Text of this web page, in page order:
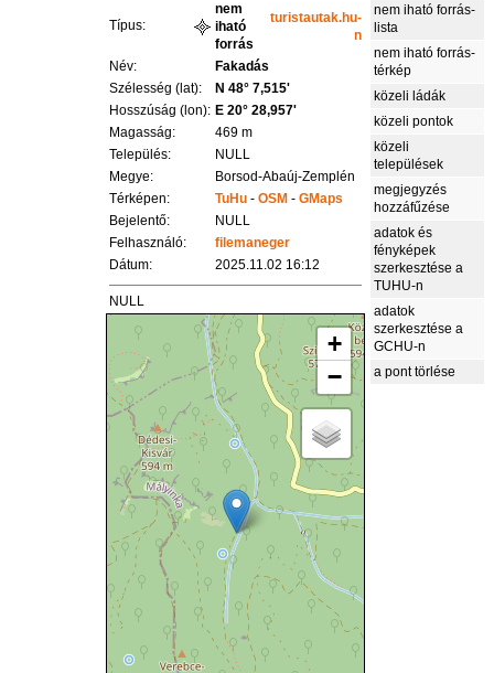
Típus:
nem
iható
forrás
turistautak.hu-
n
Név:
Fakadás
Szélesség (lat):
N 48° 7,515'
Hosszúság (lon): E 20° 28,957'
Magasság:
469 m
Település:
NULL
Megye:
Borsod-Abaúj-Zemplén
Térképen:
TuHu -OSM -GMaps
Bejelentő:
NULL
Felhasználó:
filemaneger
Dátum:
2025.11.02 16:12
NULL
+
−
nem iható forrás-
lista
nem iható forrás-
térkép
közeli ládák
közeli pontok
közeli
települések
megjegyzés
hozzáfűzése
adatok és
fényképek
szerkesztése a
TUHU-n
adatok
szerkesztése a
GCHU-n
a pont törlése